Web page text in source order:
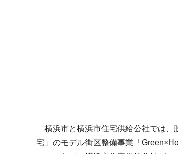
横浜市と横浜市住宅供給公社では、
宅」のモデル街区整備事業「